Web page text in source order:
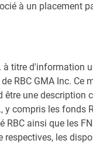
à un placement
à titre d'information
RBC GMA Inc. Ce
une description
y compris les fonds
ainsi que les
respectives, les
profil risque-
risque
mais tient